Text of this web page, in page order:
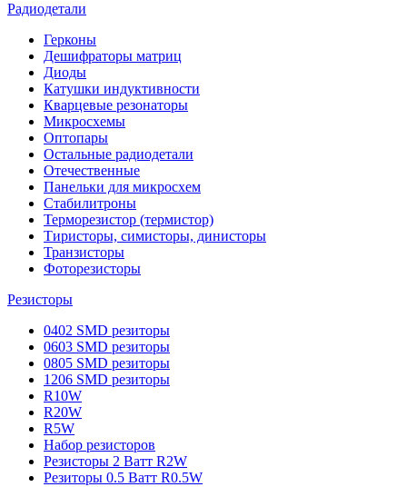
Радиодетали
Герконы
Дешифраторы матриц
Диоды
Катушки индуктивности
Кварцевые резонаторы
Микросхемы
Оптопары
Остальные радиодетали
Отечественные
Панельки для микросхем
Стабилитроны
Терморезистор (термистор)
Тиристоры, симисторы, динисторы
Транзисторы
Фоторезисторы
Резисторы
0402 SMD резиторы
0603 SMD резиторы
0805 SMD резиторы
1206 SMD резиторы
R10W
R20W
R5W
Набор резисторов
Резисторы 2 Ватт R2W
Резиторы 0.5 Ватт R0.5W